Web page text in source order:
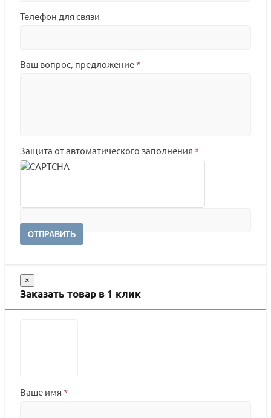
Телефон для связи
Ваш вопрос, предложение*
Защита от автоматического заполнения *
ОТПРАВИТЬ
×
Заказать товар в 1 клик
Ваше имя *